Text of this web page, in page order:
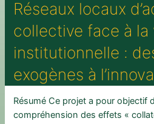
retombées
d’un
programme
d’intervention
visant
à
promouvoir
la
saine
Réseaux locaux
collective face à la
institutionnelle :
exogènes à
Résumé Ce projet a pour objectif
compréhension des effets «